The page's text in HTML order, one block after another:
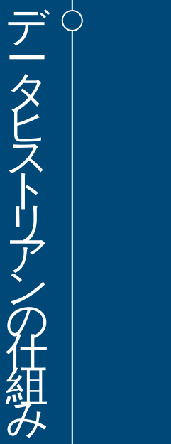
デ
ー
タ
ヒ
ス
ト
リ
ア
ン
の
仕
組
み